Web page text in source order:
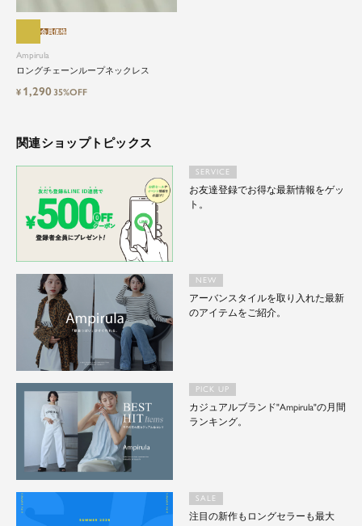
Ampirula
ロングチェーンループネックレス
会員価格
¥ 1,29035%OFF
関連ショップトピックス
SERVICE
お友達登録でお得な最新情報をゲッ
ト。
NEW
アーバンスタイルを取り入れた最新
のアイテムをご紹介。
PICK UP
カジュアルブランド"Ampirula"の月間
ランキング。
SALE
注目の新作もロングセラーも最大